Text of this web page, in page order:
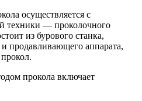
осуществляется с
техники — проколочного
из бурового станка,
продавливающего аппарата,
прокола включает